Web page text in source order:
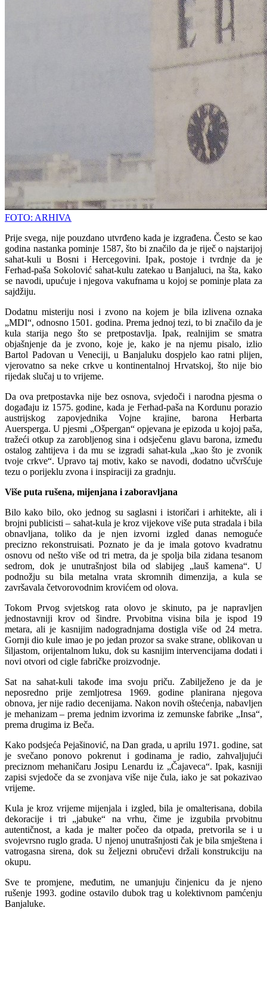
FOTO: ARHIVA
Prije svega, nije pouzdano utvrđeno kada je izgrađena. Često se kao
godina nastanka pominje 1587, što bi značilo da je riječ o najstarijoj
sahat-kuli u Bosni i Hercegovini. Ipak, postoje i tvrdnje da je
Ferhad-paša Sokolović sahat-kulu zatekao u Banjaluci, na šta, kako
se navodi, upućuje i njegova vakufnama u kojoj se pominje plata za
sajdžiju.
Dodatnu misteriju nosi i zvono na kojem je bila izlivena oznaka
„MDI“, odnosno 1501. godina. Prema jednoj tezi, to bi značilo da je
kula starija nego što se pretpostavlja. Ipak, realnijim se smatra
objašnjenje da je zvono, koje je, kako je na njemu pisalo, izlio
Bartol Padovan u Veneciji, u Banjaluku dospjelo kao ratni plijen,
vjerovatno sa neke crkve u kontinentalnoj Hrvatskoj, što nije bio
rijedak slučaj u to vrijeme.
Da ova pretpostavka nije bez osnova, svjedoči i narodna pjesma o
događaju iz 1575. godine, kada je Ferhad-paša na Kordunu porazio
austrijskog zapovjednika Vojne krajine, barona Herbarta
Auersperga. U pjesmi „Ošpergan“ opjevana je epizoda u kojoj paša,
tražeći otkup za zarobljenog sina i odsječenu glavu barona, između
ostalog zahtijeva i da mu se izgradi sahat-kula „kao što je zvonik
tvoje crkve“. Upravo taj motiv, kako se navodi, dodatno učvršćuje
tezu o porijeklu zvona i inspiraciji za gradnju.
Više puta rušena, mijenjana i zaboravljana
Bilo kako bilo, oko jednog su saglasni i istoričari i arhitekte, ali i
brojni publicisti – sahat-kula je kroz vijekove više puta stradala i bila
obnavljana, toliko da je njen izvorni izgled danas nemoguće
precizno rekonstruisati. Poznato je da je imala gotovo kvadratnu
osnovu od nešto više od tri metra, da je spolja bila zidana tesanom
sedrom, dok je unutrašnjost bila od slabijeg „lauš kamena“. U
podnožju su bila metalna vrata skromnih dimenzija, a kula se
završavala četvorovodnim krovićem od olova.
Tokom Prvog svjetskog rata olovo je skinuto, pa je napravljen
jednostavniji krov od šindre. Prvobitna visina bila je ispod 19
metara, ali je kasnijim nadogradnjama dostigla više od 24 metra.
Gornji dio kule imao je po jedan prozor sa svake strane, oblikovan u
šiljastom, orijentalnom luku, dok su kasnijim intervencijama dodati i
novi otvori od cigle fabričke proizvodnje.
Sat na sahat-kuli takođe ima svoju priču. Zabilježeno je da je
neposredno prije zemljotresa 1969. godine planirana njegova
obnova, jer nije radio decenijama. Nakon novih oštećenja, nabavljen
je mehanizam – prema jednim izvorima iz zemunske fabrike „Insa“,
prema drugima iz Beča.
Kako podsjeća Pejašinović, na Dan grada, u aprilu 1971. godine, sat
je svečano ponovo pokrenut i godinama je radio, zahvaljujući
preciznom mehaničaru Josipu Lenardu iz „Čajaveca“. Ipak, kasniji
zapisi svjedoče da se zvonjava više nije čula, iako je sat pokazivao
vrijeme.
Kula je kroz vrijeme mijenjala i izgled, bila je omalterisana, dobila
dekoracije i tri „jabuke“ na vrhu, čime je izgubila prvobitnu
autentičnost, a kada je malter počeo da otpada, pretvorila se i u
svojevrsno ruglo grada. U njenoj unutrašnjosti čak je bila smještena i
vatrogasna sirena, dok su željezni obručevi držali konstrukciju na
okupu.
Sve te promjene, međutim, ne umanjuju činjenicu da je njeno
rušenje 1993. godine ostavilo dubok trag u kolektivnom pamćenju
Banjaluke.